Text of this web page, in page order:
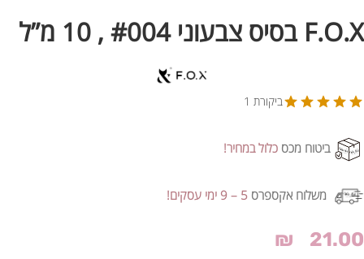
F.O.X בסיס צבעוני #004 , 10 מ”ל
ביקורת 1
ביטוח מכס כלול במחיר!
משלוח אקספרס 5 – 9 ימי עסקים!
₪ 21.00